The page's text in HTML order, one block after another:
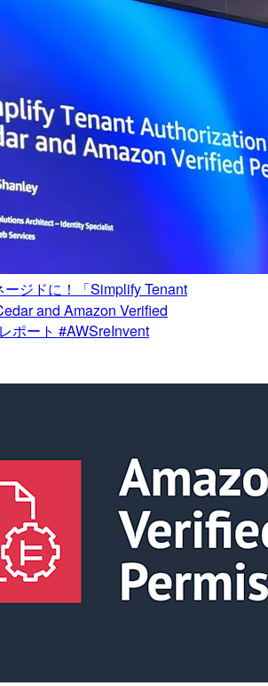
ジドに！「Simplify Tenant
and Amazon Verified
ポート #AWSreInvent